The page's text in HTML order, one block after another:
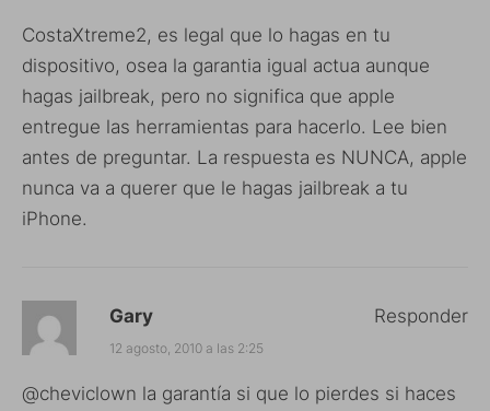
CostaXtreme2, es legal que lo hagas en tu
dispositivo, osea la garantia igual actua aunque
hagas jailbreak, pero no significa que apple
entregue las herramientas para hacerlo. Lee bien
antes de preguntar. La respuesta es NUNCA, apple
nunca va a querer que le hagas jailbreak a tu
iPhone.
Gary
12 agosto, 2010 a las 2:25
@cheviclown la garantía si que lo pierdes si haces
Responder